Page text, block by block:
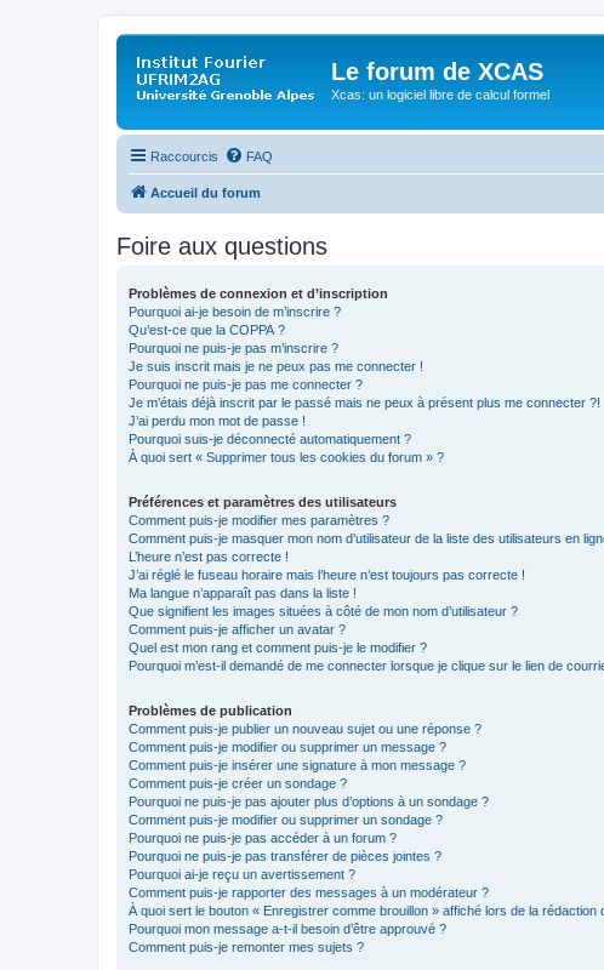
Le forum de XCAS
Xcas: un logiciel libre de calcul formel
Raccourcis FAQ
Accueil du forum
Foire aux questions
Problèmes de connexion et d’inscription
Pourquoi ai-je besoin de m’inscrire ?
Qu’est-ce que la COPPA ?
Pourquoi ne puis-je pas m’inscrire ?
Je suis inscrit mais je ne peux pas me connecter !
Pourquoi ne puis-je pas me connecter ?
Je m’étais déjà inscrit par le passé mais ne peux à présent plus me connecter ?!
J’ai perdu mon mot de passe !
Pourquoi suis-je déconnecté automatiquement ?
À quoi sert « Supprimer tous les cookies du forum » ?
Préférences et paramètres des utilisateurs
Comment puis-je modifier mes paramètres ?
Comment puis-je masquer mon nom d’utilisateur de la liste des utilisateurs en
L’heure n’est pas correcte !
J’ai réglé le fuseau horaire mais l’heure n’est toujours pas correcte !
Ma langue n’apparaît pas dans la liste !
Que signifient les images situées à côté de mon nom d’utilisateur ?
Comment puis-je afficher un avatar ?
Quel est mon rang et comment puis-je le modifier ?
Pourquoi m’est-il demandé de me connecter lorsque je clique sur le lien de
Problèmes de publication
Comment puis-je publier un nouveau sujet ou une réponse ?
Comment puis-je modifier ou supprimer un message ?
Comment puis-je insérer une signature à mon message ?
Comment puis-je créer un sondage ?
Pourquoi ne puis-je pas ajouter plus d’options à un sondage ?
Comment puis-je modifier ou supprimer un sondage ?
Pourquoi ne puis-je pas accéder à un forum ?
Pourquoi ne puis-je pas transférer de pièces jointes ?
Pourquoi ai-je reçu un avertissement ?
Comment puis-je rapporter des messages à un modérateur ?
À quoi sert le bouton « Enregistrer comme brouillon » affiché lors de la rédaction
Pourquoi mon message a-t-il besoin d’être approuvé ?
Comment puis-je remonter mes sujets ?